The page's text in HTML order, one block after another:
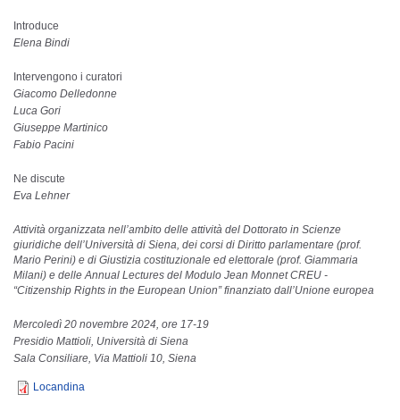
Introduce
Elena Bindi
Intervengono i curatori
Giacomo Delledonne
Luca Gori
Giuseppe Martinico
Fabio Pacini
Ne discute
Eva Lehner
Attività organizzata nell’ambito delle attività del Dottorato in Scienze
giuridiche dell’Università di Siena, dei corsi di Diritto parlamentare (prof.
Mario Perini) e di Giustizia costituzionale ed elettorale (prof. Giammaria
Milani) e delle Annual Lectures del Modulo Jean Monnet CREU -
“Citizenship Rights in the European Union” finanziato dall’Unione europea
Mercoledì 20 novembre 2024, ore 17-19
Presidio Mattioli, Università di Siena
Sala Consiliare, Via Mattioli 10, Siena
Locandina